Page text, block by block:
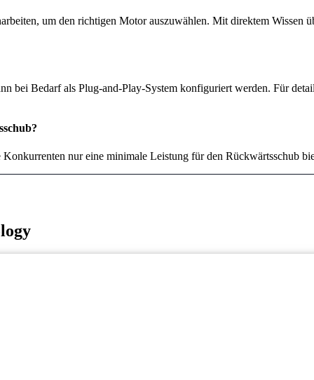
um den richtigen Motor auszuwählen. Mit direktem
bei Bedarf als Plug-and-Play-System konfiguriert werden. Für
nur eine minimale Leistung für den Rückwärtsschub